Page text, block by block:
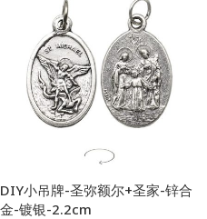
DIY小吊牌-圣弥额尔+圣家-锌合
金-镀银-2.2cm